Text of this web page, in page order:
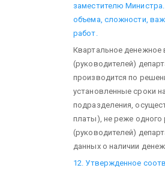
заместителю
объема, сложности,
работ.
Квартальное денежное
(руководителей)
производится по
установленные сроки
подразделения,
платы), не реже одного
(руководителей)
данных о наличии
12. Утвержденное